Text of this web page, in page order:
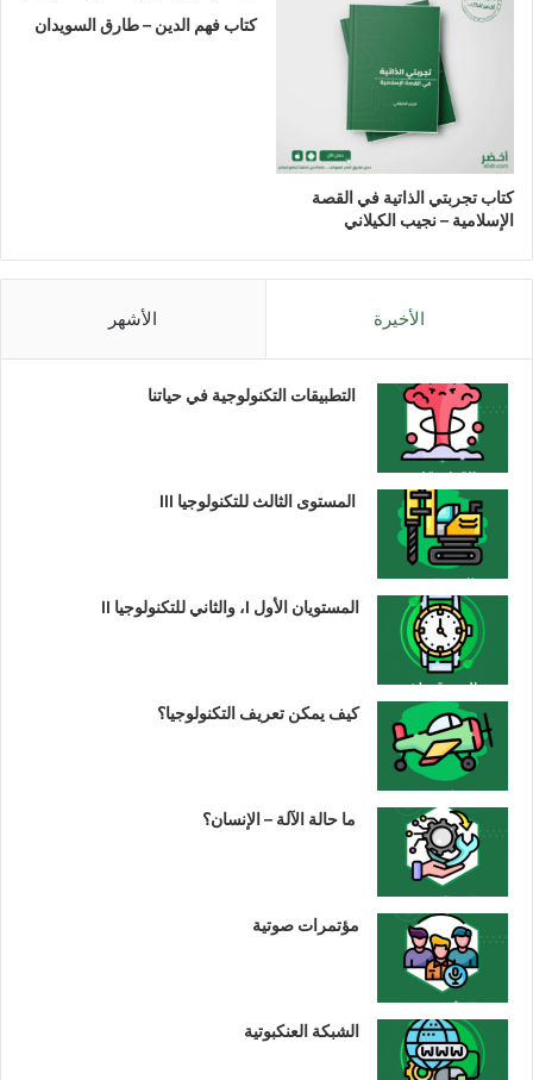
كتاب تجربتي الذاتية في القصة
الإسلامية – نجيب الكيلاني
كتاب فهم الدين – طارق السويدان
الأخيرة الأشهر
التطبيقات التكنولوجية في حياتنا
المستوى الثالث للتكنولوجيا III
المستويان الأول I، والثاني للتكنولوجيا II
كيف يمكن تعريف التكنولوجيا؟
ما حالة الآلة – الإنسان؟
مؤتمرات صوتية
الشبكة العنكبوتية